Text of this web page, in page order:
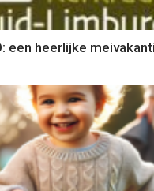
een heerlijke